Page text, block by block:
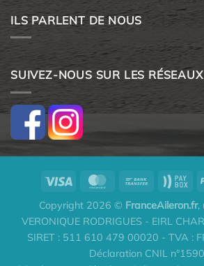
ILS PARLENT DE NOUS
SUIVEZ-NOUS SUR LES
Copyright 2026 © FranceAileron.fr,
VERONIQUE RODRIGUES - EIRL
SIRET : 511 610 479 00020 - TVA :
Déclaration CNIL